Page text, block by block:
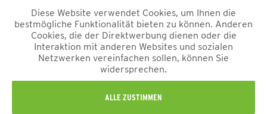
sowie Geschenkgutscheine sind vom Rabatt ausgeschlossen. Der
Rabattcode ist nicht mit anderen Aktionen oder Gutscheinen
kombinierbar. Der Mindestbestellwert beträgt 50 €
*Alle Preise verstehen sich inkl. Mehrwertsteuer und zzgl.
und ggf. Nachnahmegebühren, wenn nicht anders
beschrieben.
Diese Website verwendet Cookies, um Ihnen die
bestmögliche Funktionalität bieten zu können. Anderen
Cookies, die der Direktwerbung dienen oder die
Interaktion mit anderen Websites und sozialen
Netzwerken vereinfachen sollen, können Sie
widersprechen.